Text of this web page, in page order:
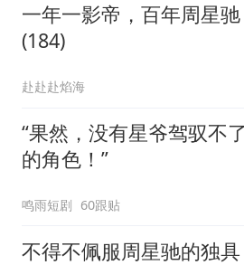
一年一影帝，百年周星驰
(184)
赴赴赴焰海
“果然，没有星爷驾驭不了
的角色！”
鸣雨短剧 60跟贴
不得不佩服周星驰的独具